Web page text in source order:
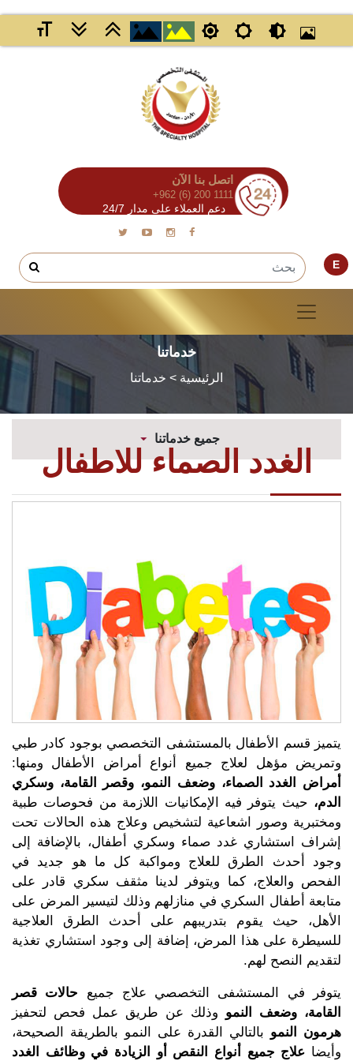
اتصل بنا الآن
+962 (6) 200 1111
دعم العملاء على مدار 24/7
E
خدماتنا
الرئيسية > خدماتنا
جميع خدماتنا
الغدد الصماء للاطفال
يتميز قسم الأطفال بالمستشفى التخصصي بوجود كادر طبي
وتمريض مؤهل لعلاج جميع أنواع أمراض الأطفال ومنها:
أمراض الغدد الصماء، وضعف النمو، وقصر القامة، وسكري
الدم، حيث يتوفر فيه الإمكانيات اللازمة من فحوصات طبية
ومختبرية وصور اشعاعية لتشخيص وعلاج هذه الحالات تحت
إشراف استشاري غدد صماء وسكري أطفال، بالإضافة إلى
وجود أحدث الطرق للعلاج ومواكبة كل ما هو جديد في
الفحص والعلاج، كما ويتوفر لدينا مثقف سكري قادر على
متابعة أطفال السكري في منازلهم وذلك لتيسير المرض على
الأهل، حيث يقوم بتدريبهم على أحدث الطرق العلاجية
للسيطرة على هذا المرض، إضافة إلى وجود استشاري تغذية
لتقديم النصح لهم.
يتوفر في المستشفى التخصصي علاج جميع حالات قصر
القامة، وضعف النمو وذلك عن طريق عمل فحص لتحفيز
هرمون النمو بالتالي القدرة على النمو بالطريقة الصحيحة،
وأيضا علاج جميع أنواع النقص أو الزيادة في وظائف الغدد